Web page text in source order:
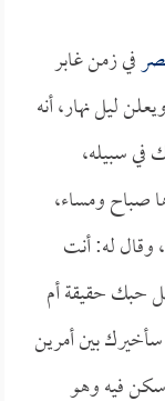
في زمن غابر
ليل نهار، أنه
في سبيله،
صباح ومساء،
وقال له: أنت
حبك حقيقة أم
سأخيرك بين أمرين
فيه وهو